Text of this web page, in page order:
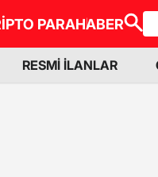
PARAHABER
RESMİ İLANLAR